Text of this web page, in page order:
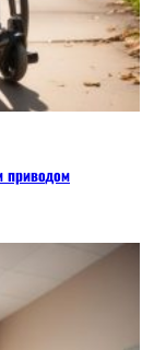
приводом